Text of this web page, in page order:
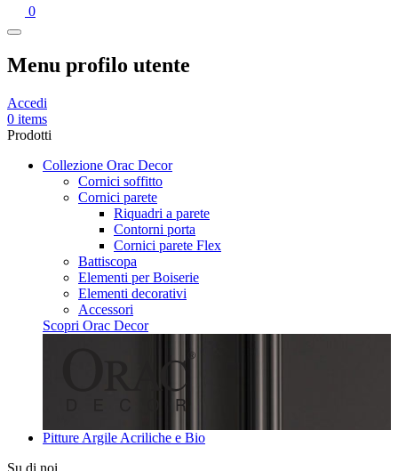
0
Menu profilo utente
Accedi
0 items
Prodotti
Collezione Orac Decor
Cornici soffitto
Cornici parete
Riquadri a parete
Contorni porta
Cornici parete Flex
Battiscopa
Elementi per Boiserie
Elementi decorativi
Accessori
Scopri Orac Decor
Pitture Argile Acriliche e Bio
Su di noi